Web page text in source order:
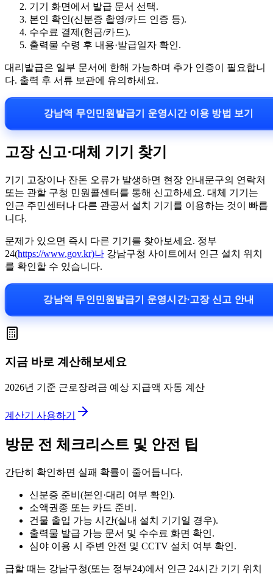
기기 화면에서 발급 문서 선택.
본인 확인(신분증 촬영/카드 인증 등).
수수료 결제(현금/카드).
출력물 수령 후 내용·발급일자 확인.
대리발급은 일부 문서에 한해 가능하며 추가 인증이 필요합니
다. 출력 후 서류 보관에 유의하세요.
강남역 무인민원발급기 운영시간 이용 방법 보기
고장 신고·대체 기기 찾기
기기 고장이나 잔돈 오류가 발생하면 현장 안내문구의 연락처
또는 관할 구청 민원콜센터를 통해 신고하세요. 대체 기기는
인근 주민센터나 다른 관공서 설치 기기를 이용하는 것이 빠릅
니다.
문제가 있으면 즉시 다른 기기를 찾아보세요. 정부
24(https://www.gov.kr)나 강남구청 사이트에서 인근 설치 위치
를 확인할 수 있습니다.
강남역 무인민원발급기 운영시간·고장 신고 안내
지금 바로 계산해보세요
2026년 기준 근로장려금 예상 지급액 자동 계산
계산기 사용하기
방문 전 체크리스트 및 안전 팁
간단히 확인하면 실패 확률이 줄어듭니다.
신분증 준비(본인·대리 여부 확인).
소액권종 또는 카드 준비.
건물 출입 가능 시간(실내 설치 기기일 경우).
출력물 발급 가능 문서 및 수수료 화면 확인.
심야 이용 시 주변 안전 및 CCTV 설치 여부 확인.
급할 때는 강남구청(또는 정부24)에서 인근 24시간 기기 위치